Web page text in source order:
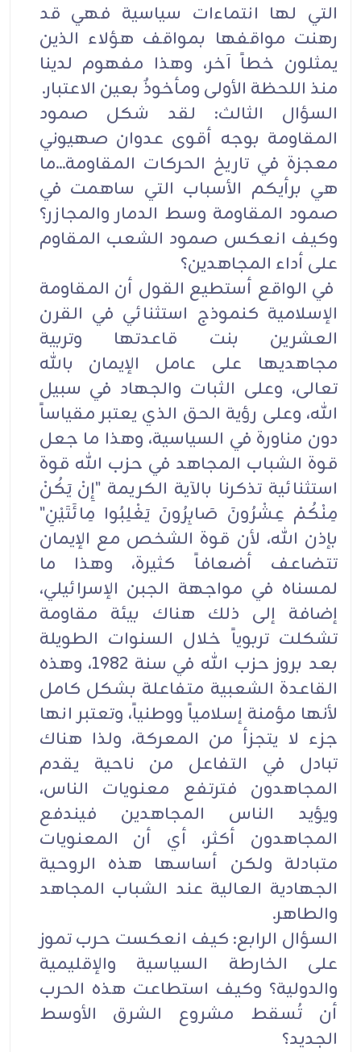
التي لها انتماءات سياسية فهي قد
رهنت مواقفها بمواقف هؤلاء الذين
يمثلون خطاً آخر، وهذا مفهوم لدينا
منذ اللحظة الأولى ومأخوذٌ بعين الاعتبار.
السؤال الثالث: لقد شكل صمود
المقاومة بوجه أقوى عدوان صهيوني
معجزة في تاريخ الحركات المقاومة...ما
هي برأيكم الأسباب التي ساهمت في
صمود المقاومة وسط الدمار والمجازر؟
وكيف انعكس صمود الشعب المقاوم
على أداء المجاهدين؟
في الواقع أستطيع القول أن المقاومة
الإسلامية كنموذج استثنائي في القرن
العشرين بنت قاعدتها وتربية
مجاهديها على عامل الإيمان بالله
تعالى، وعلى الثبات والجهاد في سبيل
الله، وعلى رؤية الحق الذي يعتبر مقياساً
دون مناورة في السياسية، وهذا ما جعل
قوة الشباب المجاهد في حزب الله قوة
استثنائية تذكرنا بالآية الكريمة "إِنْ يَكُنْ
مِنْكُمْ عِشْرُونَ صَابِرُونَ يَغْلِبُوا مِائَتَيْنِ"
بإذن الله، لأن قوة الشخص مع الإيمان
تتضاعف أضعافاً كثيرة، وهذا ما
لمسناه في مواجهة الجبن الإسرائيلي،
إضافة إلى ذلك هناك بيئة مقاومة
تشكلت تربوياً خلال السنوات الطويلة
بعد بروز حزب الله في سنة 1982، وهذه
القاعدة الشعبية متفاعلة بشكل كامل
لأنها مؤمنة إسلامياً ووطنياً، وتعتبر انها
جزء لا يتجزأ من المعركة، ولذا هناك
تبادل في التفاعل من ناحية يقدم
المجاهدون فترتفع معنويات الناس،
ويؤيد الناس المجاهدين فيندفع
المجاهدون أكثر، أي أن المعنويات
متبادلة ولكن أساسها هذه الروحية
الجهادية العالية عند الشباب المجاهد
والطاهر.
السؤال الرابع: كيف انعكست حرب تموز
على الخارطة السياسية والإقليمية
والدولية؟ وكيف استطاعت هذه الحرب
أن تُسقط مشروع الشرق الأوسط
الجديد؟